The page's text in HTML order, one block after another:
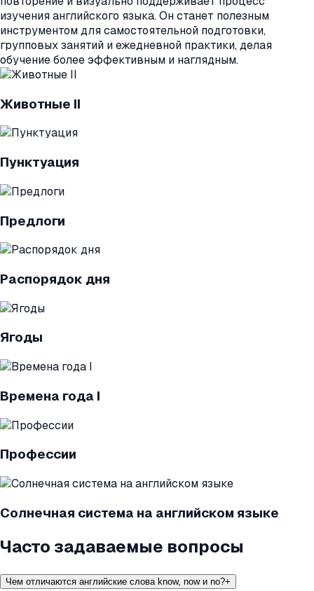
изучения английского языка. Он станет полезным
инструментом для самостоятельной подготовки,
групповых занятий и ежедневной практики, делая
обучение более эффективным и наглядным.
Животные II
Пунктуация
Предлоги
Распорядок дня
Ягоды
Времена года I
Профессии
Солнечная система на английском языке
Часто задаваемые вопросы
Чем отличаются английские слова know, now и no?+